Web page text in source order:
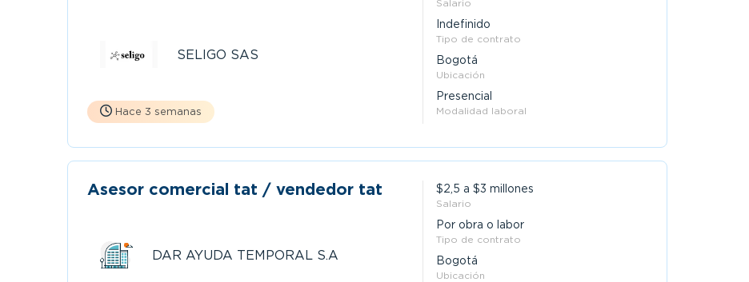
SELIGO SAS
Hace 3 semanas
Salario
Indefinido
Tipo de contrato
Bogotá
Ubicación
Presencial
Modalidad laboral
Asesor comercial tat / vendedor tat
DAR AYUDA TEMPORAL S.A
$2,5 a $3 millones
Salario
Por obra o labor
Tipo de contrato
Bogotá
Ubicación